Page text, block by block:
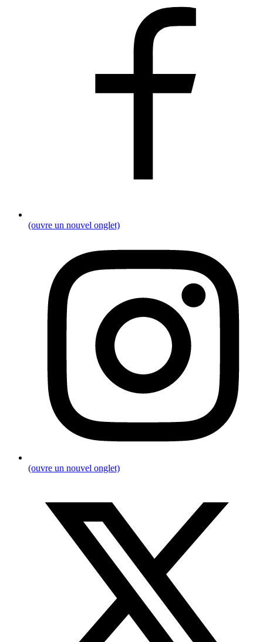
(ouvre un nouvel onglet)
(ouvre un nouvel onglet)